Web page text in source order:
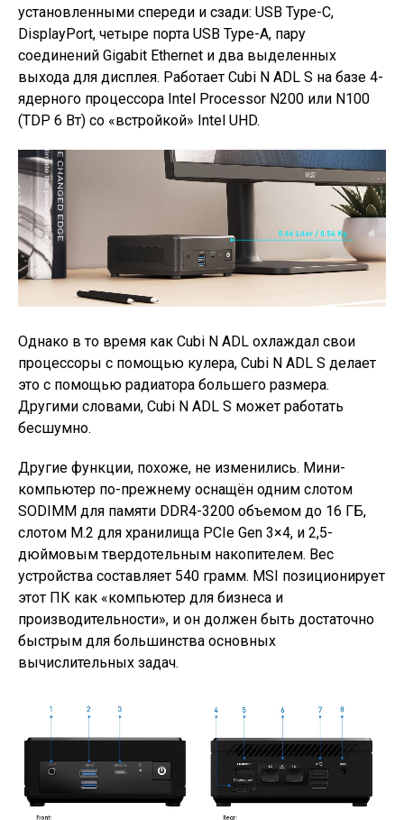
установленными спереди и сзади: USB Type-C,
DisplayPort, четыре порта USB Type-A, пару
соединений Gigabit Ethernet и два выделенных
выхода для дисплея. Работает Cubi N ADL S на базе 4-
ядерного процессора Intel Processor N200 или N100
(TDP 6 Вт) со «встройкой» Intel UHD.
Однако в то время как Cubi N ADL охлаждал свои
процессоры с помощью кулера, Cubi N ADL S делает
это с помощью радиатора большего размера.
Другими словами, Cubi N ADL S может работать
бесшумно.
Другие функции, похоже, не изменились. Мини-
компьютер по-прежнему оснащён одним слотом
SODIMM для памяти DDR4-3200 объемом до 16 ГБ,
слотом M.2 для хранилища PCIe Gen 3×4, и 2,5-
дюймовым твердотельным накопителем. Вес
устройства составляет 540 грамм. MSI позиционирует
этот ПК как «компьютер для бизнеса и
производительности», и он должен быть достаточно
быстрым для большинства основных
вычислительных задач.